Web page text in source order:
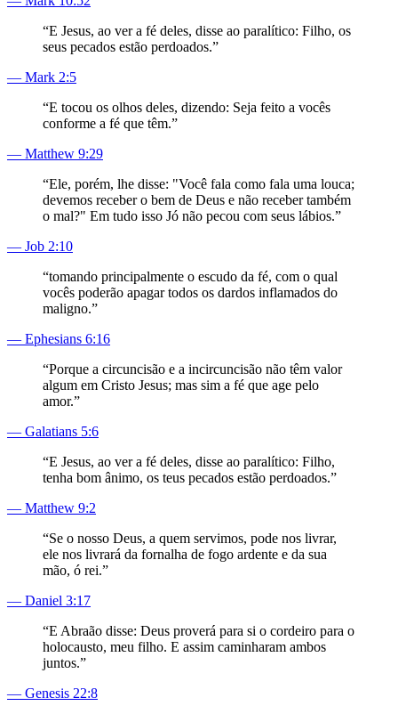
“E Jesus, ao ver a fé deles, disse ao paralítico: Filho, os
seus pecados estão perdoados.”
— Mark 2:5
“E tocou os olhos deles, dizendo: Seja feito a vocês
conforme a fé que têm.”
— Matthew 9:29
“Ele, porém, lhe disse: "Você fala como fala uma louca;
devemos receber o bem de Deus e não receber também
o mal?" Em tudo isso Jó não pecou com seus lábios.”
— Job 2:10
“tomando principalmente o escudo da fé, com o qual
vocês poderão apagar todos os dardos inflamados do
maligno.”
— Ephesians 6:16
“Porque a circuncisão e a incircuncisão não têm valor
algum em Cristo Jesus; mas sim a fé que age pelo
amor.”
— Galatians 5:6
“E Jesus, ao ver a fé deles, disse ao paralítico: Filho,
tenha bom ânimo, os teus pecados estão perdoados.”
— Matthew 9:2
“Se o nosso Deus, a quem servimos, pode nos livrar,
ele nos livrará da fornalha de fogo ardente e da sua
mão, ó rei.”
— Daniel 3:17
“E Abraão disse: Deus proverá para si o cordeiro para o
holocausto, meu filho. E assim caminharam ambos
juntos.”
— Genesis 22:8